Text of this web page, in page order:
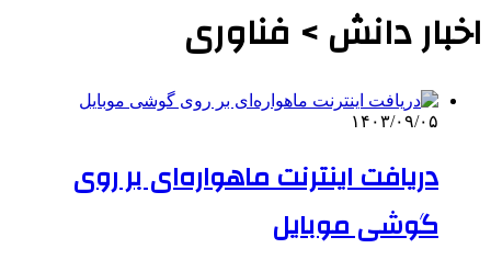
اخبار دانش > فناوری‌
۱۴۰۳/۰۹/۰۵
دریافت اینترنت ماهواره‌ای بر روی
گوشی موبایل